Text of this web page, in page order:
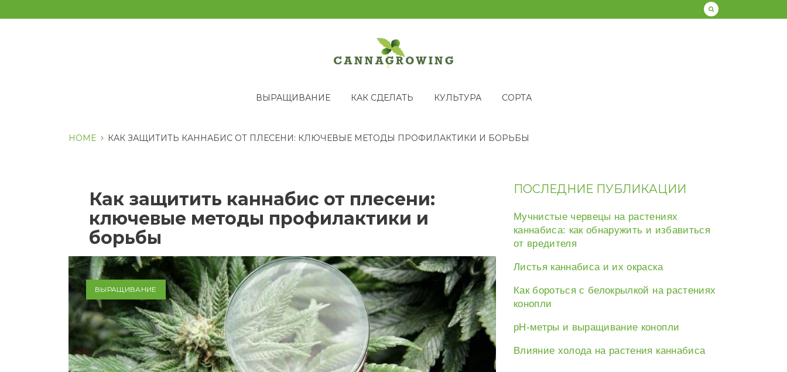
к
ВЫРАЩИВАНИЕ КАК СДЕЛАТЬ КУЛЬТУРА СОРТА
HOME КАК ЗАЩИТИТЬ КАННАБИС ОТ ПЛЕСЕНИ: КЛЮЧЕВЫЕ МЕТОДЫ ПРОФИЛАКТИКИ И БОРЬБЫ
Как защитить каннабис от плесени:
ключевые методы профилактики и
борьбы
ВЫРАЩИВАНИЕ
ПОСЛЕДНИЕ ПУБЛИКАЦИИ
Мучнистые червецы на растениях
каннабиса: как обнаружить и избавиться
от вредителя
Листья каннабиса и их окраска
Как бороться с белокрылкой на растениях
конопли
рН-метры и выращивание конопли
Влияние холода на растения каннабиса